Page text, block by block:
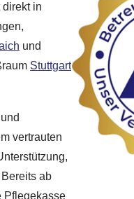
in
und
Stuttgart
vertrauten
ab
Pflegekasse